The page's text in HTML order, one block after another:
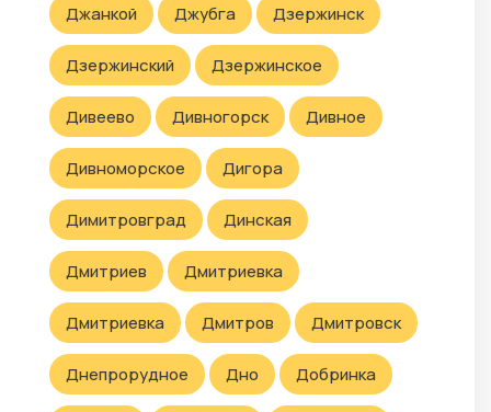
Джанкой Джубга Дзержинск
Дзержинский Дзержинское
Дивеево Дивногорск Дивное
Дивноморское Дигора
Димитровград Динская
Дмитриев Дмитриевка
Дмитриевка Дмитров Дмитровск
Днепрорудное Дно Добринка